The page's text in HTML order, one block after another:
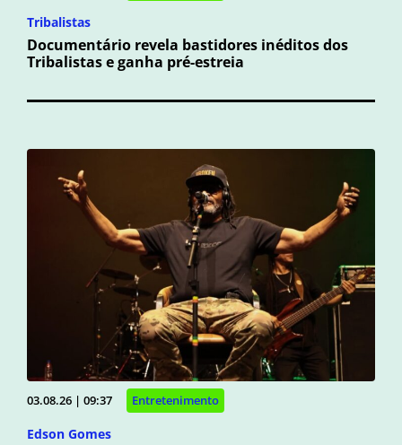
Tribalistas
Documentário revela bastidores inéditos dos
Tribalistas e ganha pré-estreia
03.08.26 | 09:37 Entretenimento
Edson Gomes